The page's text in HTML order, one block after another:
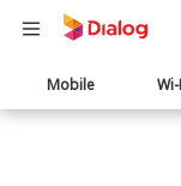
Main
Mobile Wi-